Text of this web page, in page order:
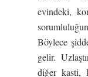
evindeki,
Böylece
gelir.
diğer kasti,